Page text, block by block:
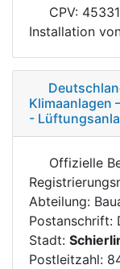
CPV:
Installation
Klimaanlagen
-
Offizielle
Abteilung:
Postanschrift:
Stadt:
Postleitzahl: